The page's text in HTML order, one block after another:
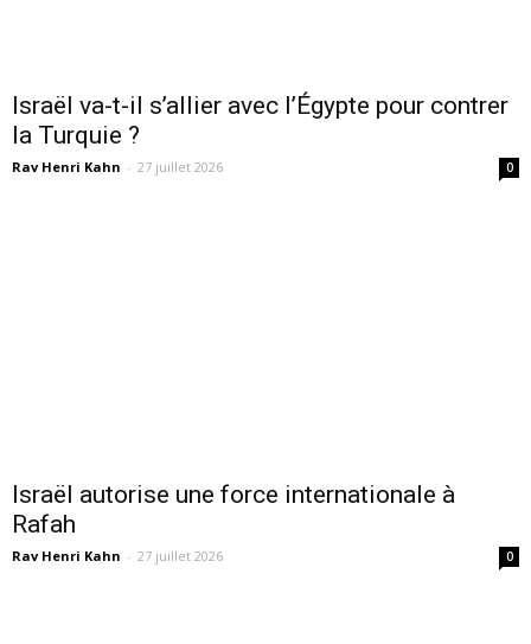
Israël va-t-il s’allier avec l’Égypte pour contrer
la Turquie ?
Rav Henri Kahn - 27 juillet 2026 0
Israël autorise une force internationale à
Rafah
Rav Henri Kahn - 27 juillet 2026 0